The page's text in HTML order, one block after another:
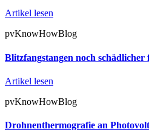
Artikel lesen
pvKnowHowBlog
Blitzfangstangen noch schädlicher
Artikel lesen
pvKnowHowBlog
Drohnenthermografie an